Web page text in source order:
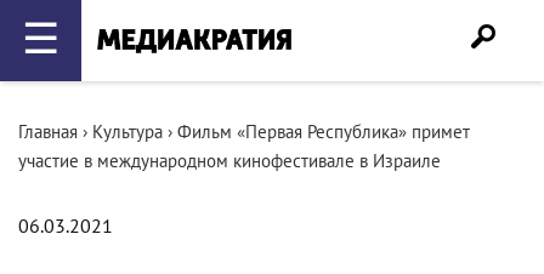
☰
Главная › Культура › Фильм «Первая Республика» примет
участие в международном кинофестивале в Израиле
06.03.2021